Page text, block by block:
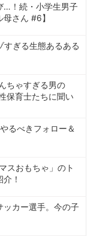
…！続・小学生男子
さん #6】
すぎる生態あるある
ちゃすぎる男の
保育士たちに聞い
るべきフォロー＆
スおもちゃ」のト
！
ッカー選手。今の子